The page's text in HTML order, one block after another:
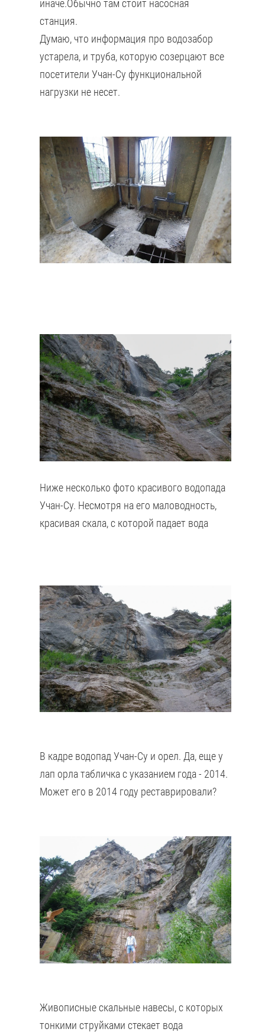
иначе.Обычно там стоит насосная
станция.
Думаю, что информация про водозабор
устарела, и труба, которую созерцают все
посетители Учан-Су функциональной
нагрузки не несет.
Ниже несколько фото красивого водопада
Учан-Су. Несмотря на его маловодность,
красивая скала, с которой падает вода
В кадре водопад Учан-Су и орел. Да, еще у
лап орла табличка с указанием года - 2014.
Может его в 2014 году реставрировали?
Живописные скальные навесы, с которых
тонкими струйками стекает вода